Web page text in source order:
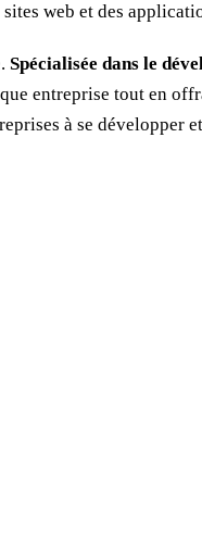
web et des
Spécialisée dans le
entreprise tout en
à se développer